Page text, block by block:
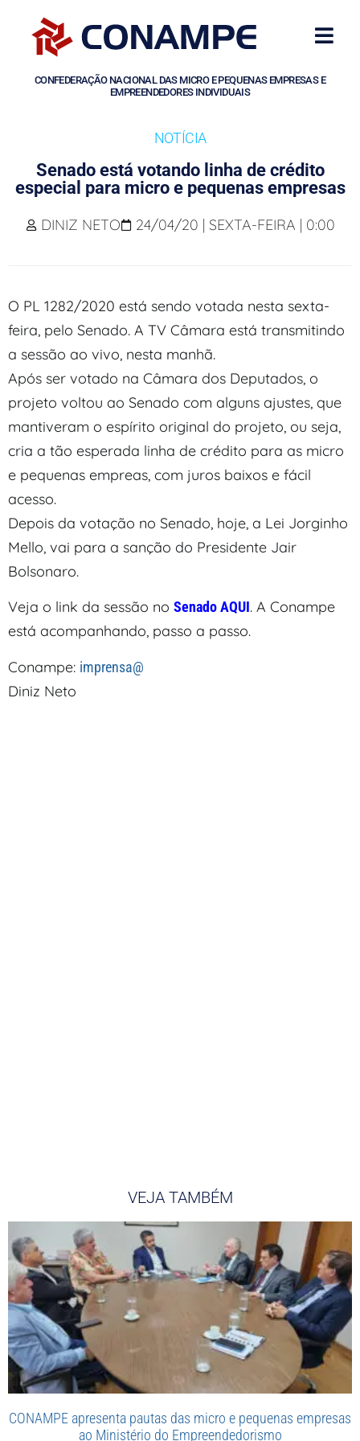
CONFEDERAÇÃO NACIONAL DAS MICRO E PEQUENAS EMPRESAS E
EMPREENDEDORES INDIVIDUAIS
NOTÍCIA
Senado está votando linha de crédito
especial para micro e pequenas empresas
DINIZ NETO 24/04/20 | SEXTA-FEIRA | 0:00
O PL 1282/2020 está sendo votada nesta sexta-
feira, pelo Senado. A TV Câmara está transmitindo
a sessão ao vivo, nesta manhã.
Após ser votado na Câmara dos Deputados, o
projeto voltou ao Senado com alguns ajustes, que
mantiveram o espírito original do projeto, ou seja,
cria a tão esperada linha de crédito para as micro
e pequenas empreas, com juros baixos e fácil
acesso.
Depois da votação no Senado, hoje, a Lei Jorginho
Mello, vai para a sanção do Presidente Jair
Bolsonaro.
Veja o link da sessão no Senado AQUI. A Conampe
está acompanhando, passo a passo.
Conampe: imprensa@
Diniz Neto
VEJA TAMBÉM
CONAMPE apresenta pautas das micro e pequenas empresas
ao Ministério do Empreendedorismo